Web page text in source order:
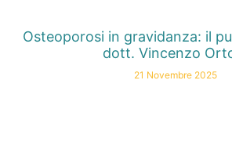
Osteoporosi in gravidanza: il
dott. Vincenzo
21 Novembre 2025